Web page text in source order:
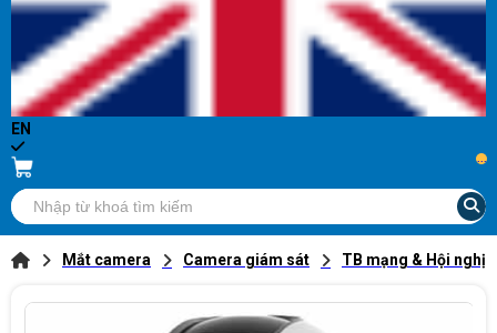
EN
...
Mắt camera Camera giám sát TB mạng & Hội nghị